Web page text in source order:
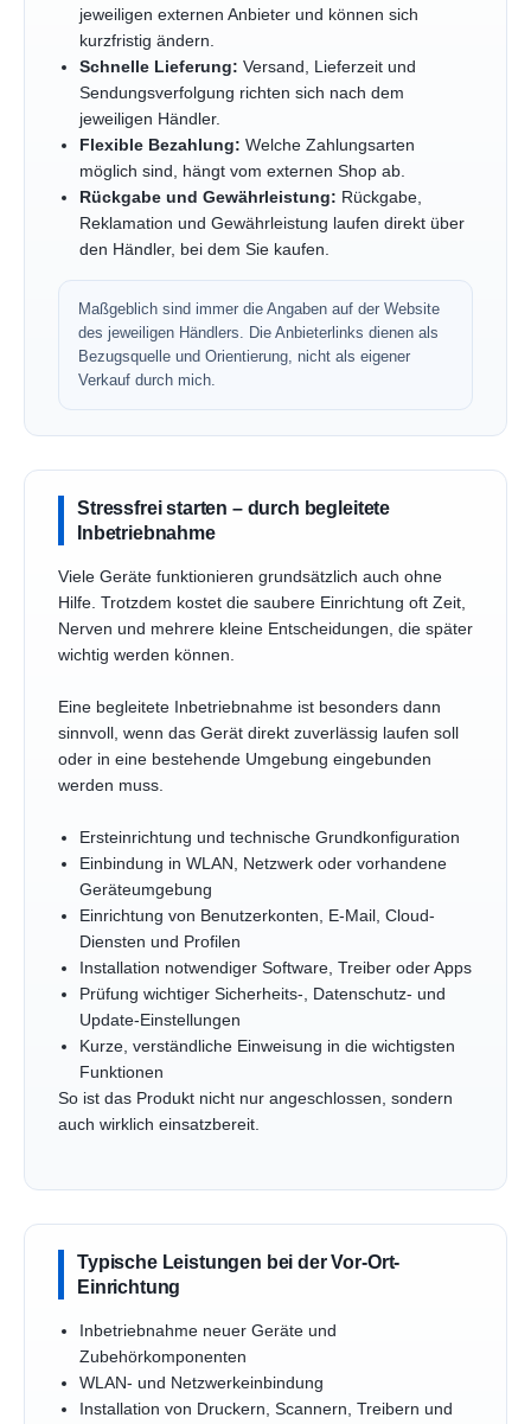
jeweiligen externen Anbieter und können sich
kurzfristig ändern.
Schnelle Lieferung: Versand, Lieferzeit und
Sendungsverfolgung richten sich nach dem
jeweiligen Händler.
Flexible Bezahlung: Welche Zahlungsarten
möglich sind, hängt vom externen Shop ab.
Rückgabe und Gewährleistung: Rückgabe,
Reklamation und Gewährleistung laufen direkt über
den Händler, bei dem Sie kaufen.
Maßgeblich sind immer die Angaben auf der Website
des jeweiligen Händlers. Die Anbieterlinks dienen als
Bezugsquelle und Orientierung, nicht als eigener
Verkauf durch mich.
Stressfrei starten – durch begleitete
Inbetriebnahme
Viele Geräte funktionieren grundsätzlich auch ohne
Hilfe. Trotzdem kostet die saubere Einrichtung oft Zeit,
Nerven und mehrere kleine Entscheidungen, die später
wichtig werden können.
Eine begleitete Inbetriebnahme ist besonders dann
sinnvoll, wenn das Gerät direkt zuverlässig laufen soll
oder in eine bestehende Umgebung eingebunden
werden muss.
Ersteinrichtung und technische Grundkonfiguration
Einbindung in WLAN, Netzwerk oder vorhandene
Geräteumgebung
Einrichtung von Benutzerkonten, E-Mail, Cloud-
Diensten und Profilen
Installation notwendiger Software, Treiber oder Apps
Prüfung wichtiger Sicherheits-, Datenschutz- und
Update-Einstellungen
Kurze, verständliche Einweisung in die wichtigsten
Funktionen
So ist das Produkt nicht nur angeschlossen, sondern
auch wirklich einsatzbereit.
Typische Leistungen bei der Vor-Ort-
Einrichtung
Inbetriebnahme neuer Geräte und
Zubehörkomponenten
WLAN- und Netzwerkeinbindung
Installation von Druckern, Scannern, Treibern und